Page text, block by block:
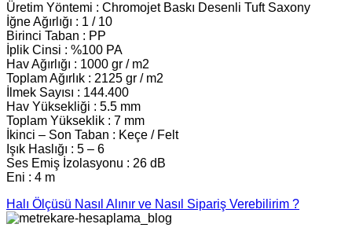
Üretim Yöntemi : Chromojet Baskı Desenli Tuft Saxony
İğne Ağırlığı : 1 / 10
Birinci Taban : PP
İplik Cinsi : %100 PA
Hav Ağırlığı : 1000 gr / m2
Toplam Ağırlık : 2125 gr / m2
İlmek Sayısı : 144.400
Hav Yüksekliği : 5.5 mm
Toplam Yükseklik : 7 mm
İkinci – Son Taban : Keçe / Felt
Işık Haslığı : 5 – 6
Ses Emiş İzolasyonu : 26 dB
Eni : 4 m
Halı Ölçüsü Nasıl Alınır ve Nasıl Sipariş Verebilirim ?